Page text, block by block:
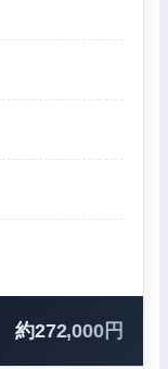
約272,000円